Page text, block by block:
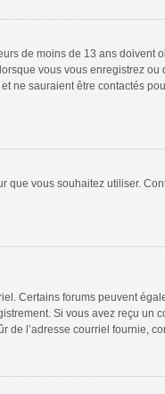
de moins de 13 ans doivent
vous vous enregistrez ou
ne sauraient être contactés
que vous souhaitez utiliser.
Certains forums peuvent
Si vous avez reçu un
de l’adresse courriel fournie,